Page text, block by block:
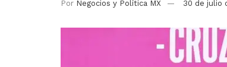
Por Negocios y Política MX 30 de julio